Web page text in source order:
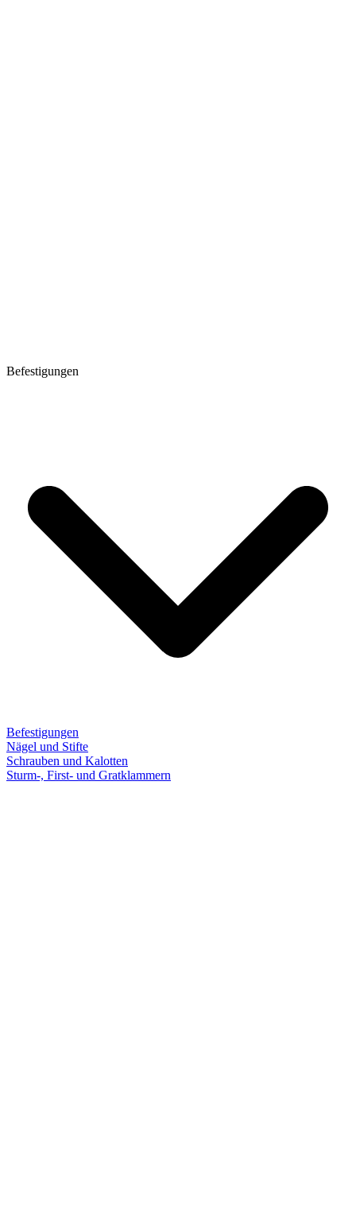
Befestigungen
Befestigungen
Nägel und Stifte
Schrauben und Kalotten
Sturm-, First- und Gratklammern